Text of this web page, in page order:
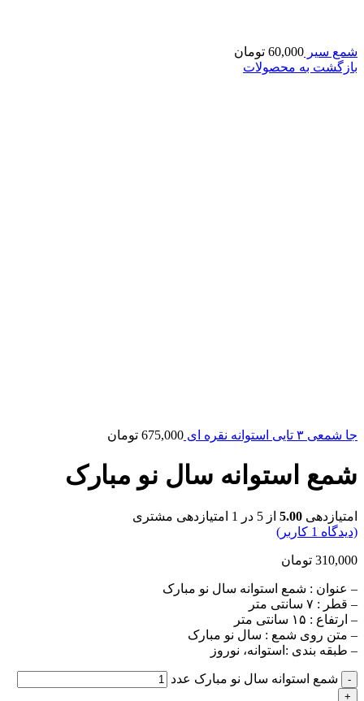
شمع سیر 60,000 تومان
بازگشت به محصولات
جا شمعی ۳ تایی استوانه نقره ای 675,000 تومان
شمع استوانه سال نو مبارک
امتیازدهی 5.00 از 5 در 1 امتیازدهی مشتری
(دیدگاه 1 کاربر)
310,000 تومان
– عنوان : شمع استوانه سال نو مبارک
– قطر : ۷ سانتی متر
– ارتفاع : ۱۵ سانتی متر
– متن روی شمع : سال نو مبارک
– طبقه بندی :استوانه، نوروز
شمع استوانه سال نو مبارک عدد